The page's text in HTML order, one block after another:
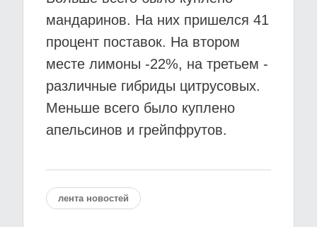
мандаринов. На них пришелся 41
процент поставок. На втором
месте лимоны -22%, на третьем -
различные гибриды цитрусовых.
Меньше всего было куплено
апельсинов и грейпфрутов.
лента новостей